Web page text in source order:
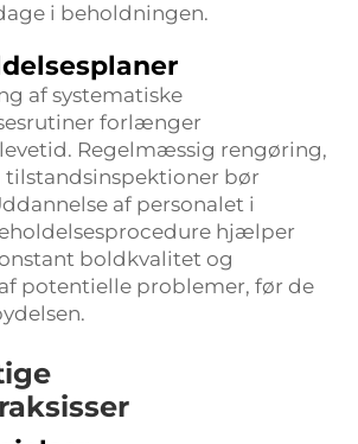
i beholdningen.
af systematiske
forlænger
Regelmæssig rengøring,
bør
af personalet i
hjælper
boldkvalitet og
potentielle problemer, før de